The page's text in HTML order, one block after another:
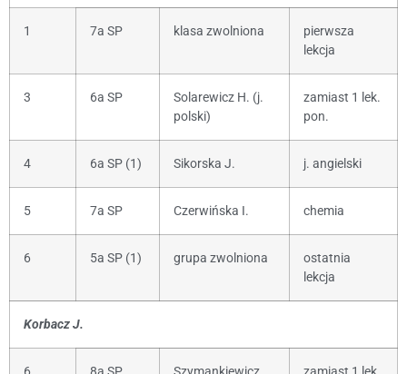
1 7a SP klasa zwolniona
pierwsza
lekcja
3 6a SP
Solarewicz H. (j.
polski)
zamiast 1 lek.
pon.
4 6a SP (1) Sikorska J. j. angielski
5 7a SP Czerwińska I. chemia
6 5a SP (1) grupa zwolniona
ostatnia
lekcja
Korbacz J.